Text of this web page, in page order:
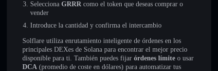
Selecciona GRRR como el token que deseas comprar o
vender
Introduce la cantidad y confirma el intercambio
Solflare utiliza enrutamiento inteligente de órdenes en los
principales DEXes de Solana para encontrar el mejor precio
disponible para ti. También puedes fijar órdenes límite o usar
DCA (promedio de coste en dólares) para automatizar tus